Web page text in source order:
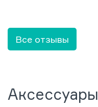
Все отзывы
Аксессуары